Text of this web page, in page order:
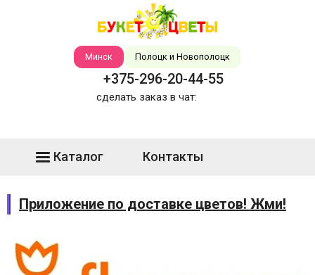
Минск Полоцк и Новополоцк
+375-296-20-44-55
сделать заказ в чат:
Каталог Контакты
Приложение по доставке цветов! Жми!